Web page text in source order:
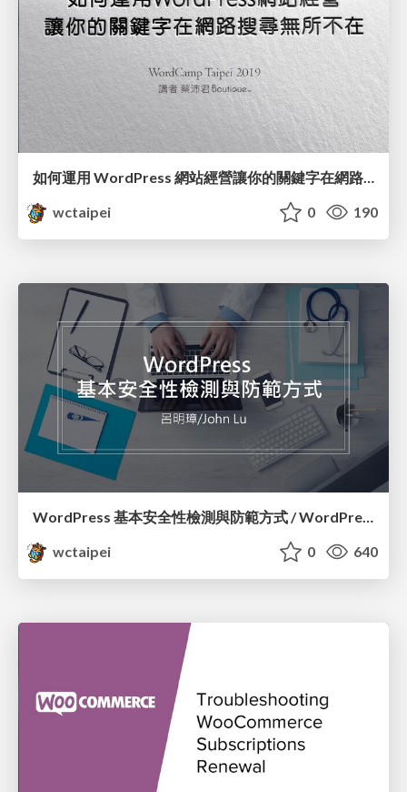
如何運用 WordPress 網站經營讓你的關鍵字在網路搜尋無所不在 / Utilizing Keywords to Improving WordPress SEO_蔡沛君 / PG Tsai
wctaipei
0 190
wctaipei
0 640